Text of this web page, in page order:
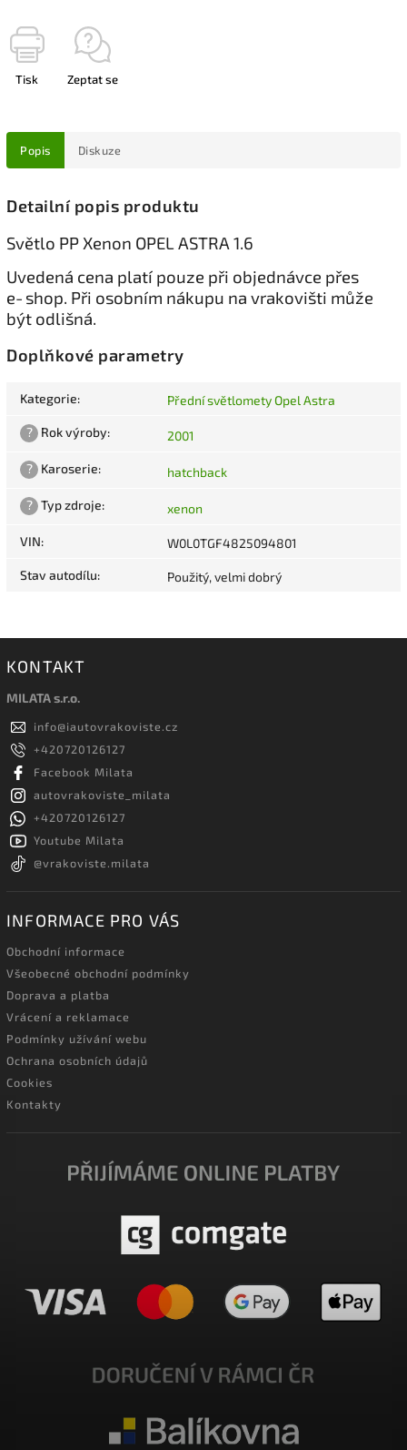
Tisk Zeptat se
Popis Diskuze
Detailní popis produktu
Světlo PP Xenon OPEL ASTRA 1.6
Uvedená cena platí pouze při objednávce přes
e‑shop. Při osobním nákupu na vrakovišti může
být odlišná.
Doplňkové parametry
Kategorie: Přední světlomety Opel Astra
? Rok výroby: 2001
? Karoserie: hatchback
? Typ zdroje: xenon
VIN: W0L0TGF4825094801
Stav autodílu: Použitý, velmi dobrý
KONTAKT
MILATA s.r.o.
info@iautovrakoviste.cz
+420720126127
Facebook Milata
autovrakoviste_milata
+420720126127
Youtube Milata
@vrakoviste.milata
INFORMACE PRO VÁS
Obchodní informace
Všeobecné obchodní podmínky
Doprava a platba
Vrácení a reklamace
Podmínky užívání webu
Ochrana osobních údajů
Cookies
Kontakty